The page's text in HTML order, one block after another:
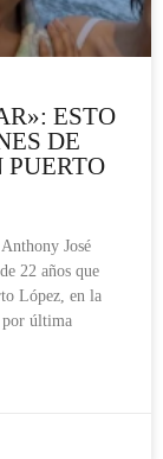
ESTO
DE
PUERTO
José
22 años que
López, en la
por última